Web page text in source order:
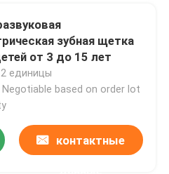
зубная щетка
от 3 до 15 лет
2 единицы
Negotiable based on order lot
контактные